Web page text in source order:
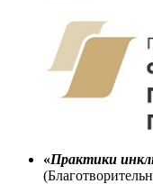
«Практики